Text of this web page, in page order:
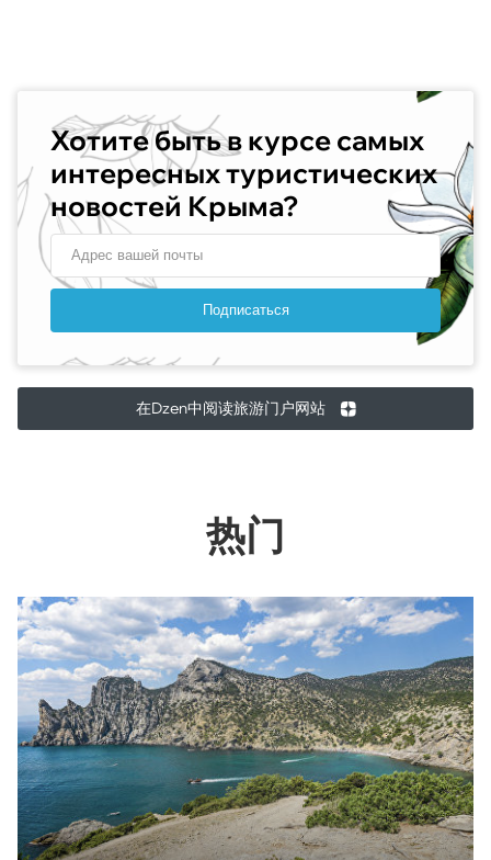
Хотите быть в курсе самых
интересных туристических
новостей Крыма?
Подписаться
在Dzen中阅读旅游门户网站
热门